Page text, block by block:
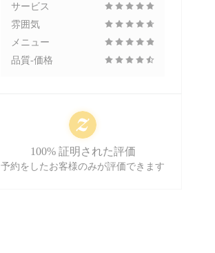
サービス
雰囲気
メニュー
品質-価格
100% 証明された評価
予約をしたお客様のみが評価できます